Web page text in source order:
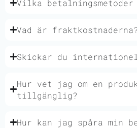
Vilka betalningsmetoder
Vad är fraktkostnaderna?
Skickar du
Hur vet jag om en
tillgänglig?
Hur kan jag spåra min